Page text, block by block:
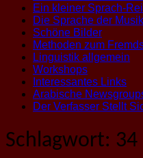
Ein kleiner Sprach-
Die Sprache der Musik
Schöne Bilder
Methoden zum
Linguistik allgemein
Workshops
Interessantes Links
Arabische
Der Verfasser Stellt
Schlagwort: 34